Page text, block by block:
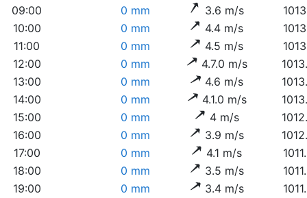
09:00
0 mm 3.6 m/s
10:00
0 mm 4.4 m/s
11:00
0 mm 4.5 m/s
12:00
0 mm 4.7.0 m/s
13:00
0 mm 4.6 m/s
14:00
0 mm 4.1.0 m/s
15:00
0 mm 4 m/s
16:00
0 mm 3.9 m/s
17:00
0 mm 4.1 m/s
18:00
0 mm 3.5 m/s
19:00
0 mm 3.4 m/s